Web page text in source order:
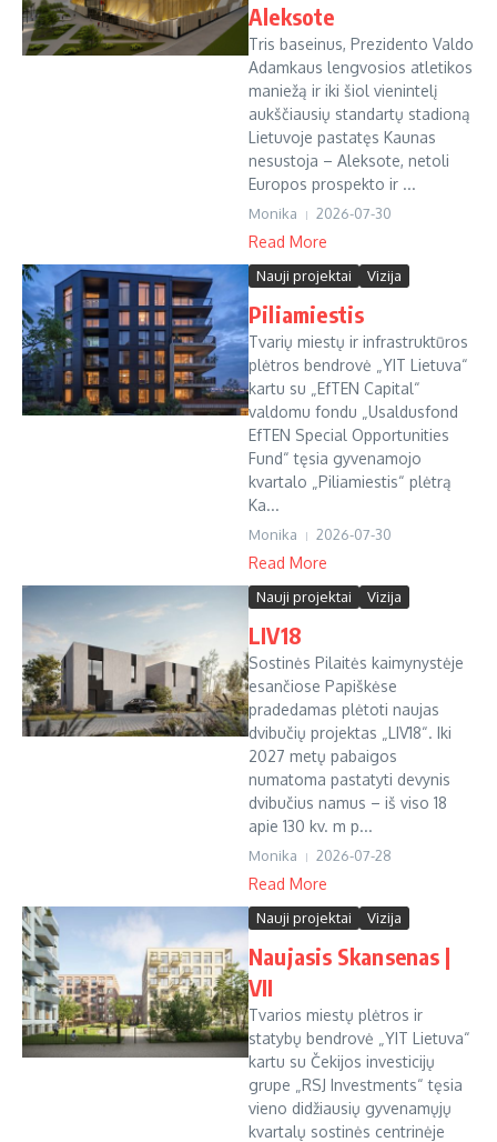
Aleksote
Tris baseinus, Prezidento Valdo
Adamkaus lengvosios atletikos
maniežą ir iki šiol vienintelį
aukščiausių standartų stadioną
Lietuvoje pastatęs Kaunas
nesustoja – Aleksote, netoli
Europos prospekto ir ...
Monika 2026-07-30
Read More
Nauji projektai Vizija
Piliamiestis
Tvarių miestų ir infrastruktūros
plėtros bendrovė „YIT Lietuva“
kartu su „EfTEN Capital“
valdomu fondu „Usaldusfond
EfTEN Special Opportunities
Fund“ tęsia gyvenamojo
kvartalo „Piliamiestis“ plėtrą
Ka...
Monika 2026-07-30
Read More
Nauji projektai Vizija
LIV18
Sostinės Pilaitės kaimynystėje
esančiose Papiškėse
pradedamas plėtoti naujas
dvibučių projektas „LIV18“. Iki
2027 metų pabaigos
numatoma pastatyti devynis
dvibučius namus – iš viso 18
apie 130 kv. m p...
Monika 2026-07-28
Read More
Nauji projektai Vizija
Naujasis Skansenas |
VII
Tvarios miestų plėtros ir
statybų bendrovė „YIT Lietuva“
kartu su Čekijos investicijų
grupe „RSJ Investments“ tęsia
vieno didžiausių gyvenamųjų
kvartalų sostinės centrinėje